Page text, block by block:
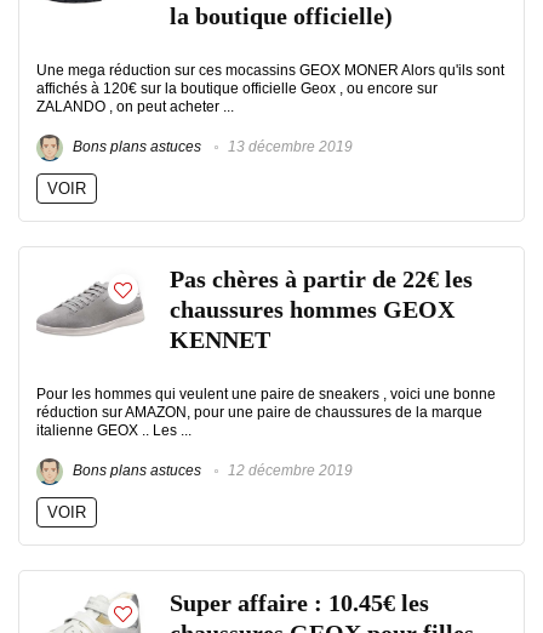
la boutique officielle)
Une mega réduction sur ces mocassins GEOX MONER Alors qu'ils sont
affichés à 120€ sur la boutique officielle Geox , ou encore sur
ZALANDO , on peut acheter ...
Bons plans astuces 13 décembre 2019
VOIR
Pas chères à partir de 22€ les
chaussures hommes GEOX
KENNET
Pour les hommes qui veulent une paire de sneakers , voici une bonne
réduction sur AMAZON, pour une paire de chaussures de la marque
italienne GEOX .. Les ...
Bons plans astuces 12 décembre 2019
VOIR
Super affaire : 10.45€ les